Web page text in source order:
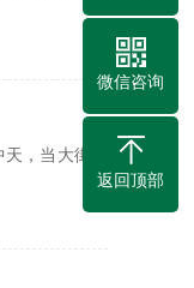
，当大街小
微信咨询
返回顶部